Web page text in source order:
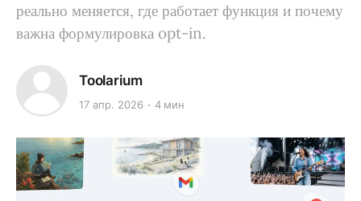
реально меняется, где работает функция и почему
важна формулировка opt-in.
Toolarium
17 апр. 2026 4 мин